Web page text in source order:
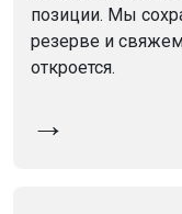
позиции. Мы
резерве и
откроется.
→